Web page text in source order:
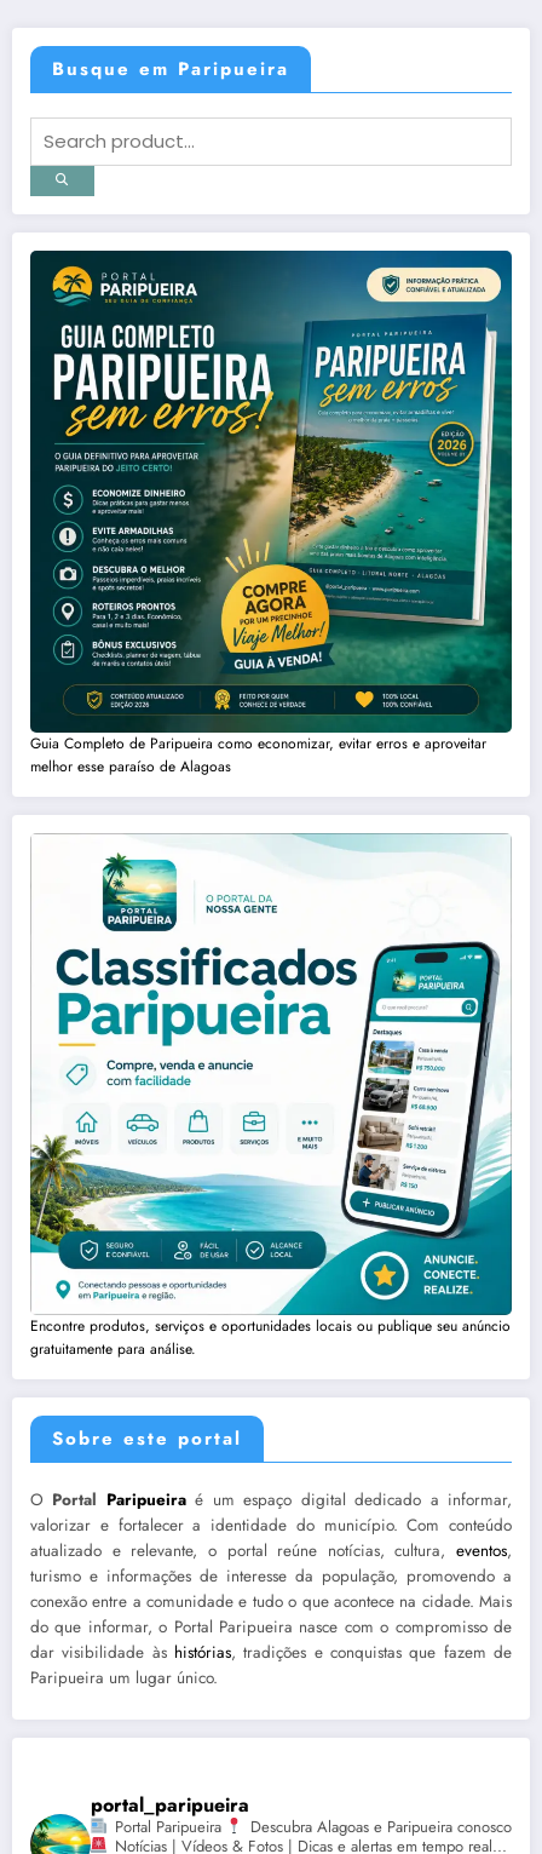
Busque em Paripueira
Guia Completo de Paripueira como economizar, evitar erros e aproveitar
melhor esse paraíso de Alagoas
Encontre produtos, serviços e oportunidades locais ou publique seu anúncio
gratuitamente para análise.
Sobre este portal
O Portal Paripueiraé um espaço digital dedicado a informar,
valorizar e fortalecer a identidade do município. Com conteúdo
atualizado e relevante, o portal reúne notícias, cultura, eventos,
turismo e informações de interesse da população, promovendo a
conexão entre a comunidade e tudo o que acontece na cidade. Mais
do que informar, o Portal Paripueira nasce com o compromisso de
dar visibilidade às histórias, tradições e conquistas que fazem de
Paripueira um lugar único.
portal_paripueira
Portal Paripueira
Descubra Alagoas e Paripueira conosco
Notícias | Vídeos & Fotos | Dicas e alertas em tempo real...